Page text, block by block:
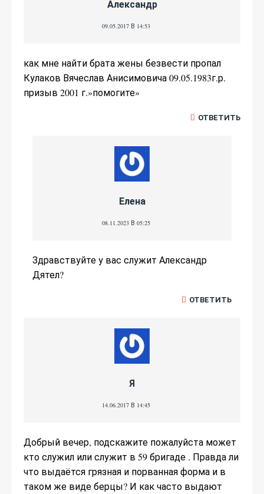
Александр
09.05.2017 В 14:53
как мне найти брата жены безвести пропал
Кулаков Вячеслав Анисимовича 09.05.1983г.р.
призыв 2001 г.»помогите»
ОТВЕТИТЬ
Елена
08.11.2023 В 05:25
Здравствуйте у вас служит Александр
Дятел?
ОТВЕТИТЬ
Я
14.06.2017 В 14:45
Добрый вечер, подскажите пожалуйста может
кто служил или служит в 59 бригаде . Правда ли
что выдаётся грязная и порванная форма и в
таком же виде берцы? И как часто выдают